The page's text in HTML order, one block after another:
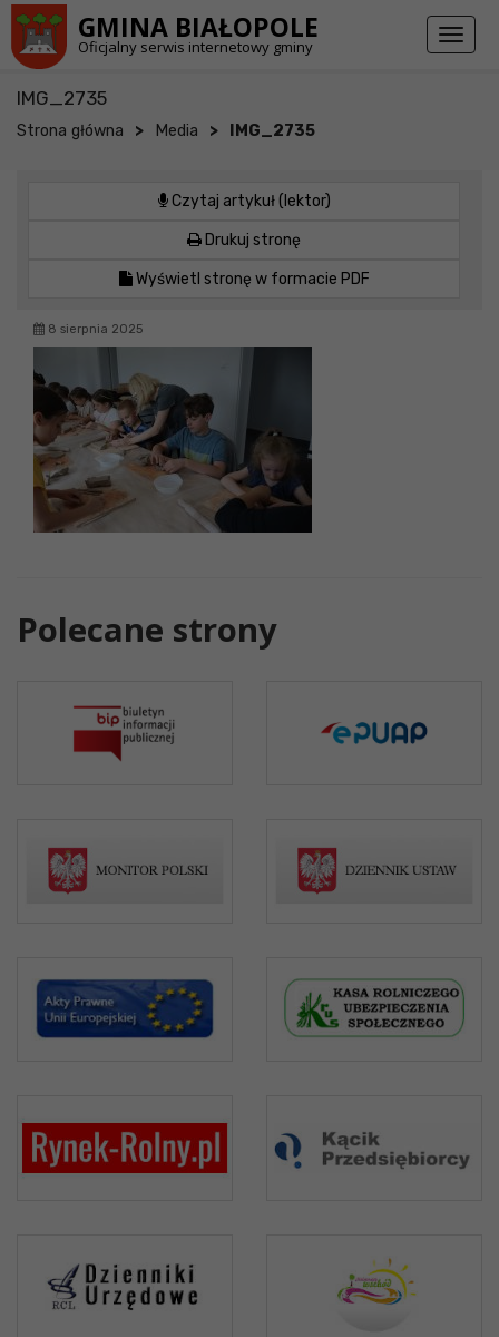
GMINA BIAŁOPOLE
Oficjalny serwis internetowy gminy
Toggle
IMG_2735
Strona główna > Media > IMG_2735
Czytaj artykuł (lektor)
Drukuj stronę
Wyświetl stronę w formacie PDF
8 sierpnia 2025
Polecane strony